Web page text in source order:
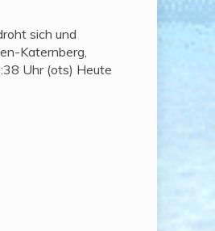
sich und
Katernberg,
Uhr (ots) Heute